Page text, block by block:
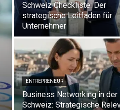
Schweiz Checkliste: Der
strategische Leitfaden für
Unternehmer
ENTREPRENEUR
Business Networking in der
Schweiz: Strategische